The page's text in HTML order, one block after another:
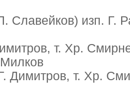
Славейков) изп. Г.
т. Хр.
Димитров, т. Хр.